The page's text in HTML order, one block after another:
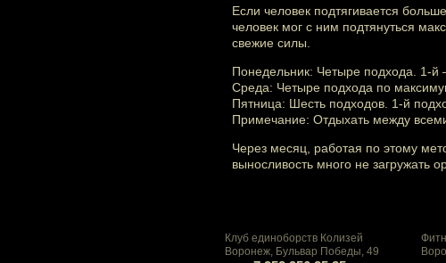
Если человек подтягивается
человек мог с ним подтянуться
свежие силы.
Понедельник: Четыре подхода. 1-й
Среда: Четыре подхода по
Пятница: Шесть подходов. 1-й
Примечание: Отдыхать между
Через месяц, работая по этому
выносливость много не загружать
Клуб единоборств Колизей
Воронеж, Бульвар Победы, 49